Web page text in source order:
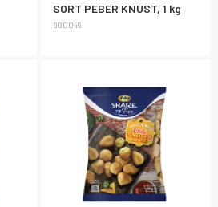
SORT PEBER KNUST, 1 kg
600049